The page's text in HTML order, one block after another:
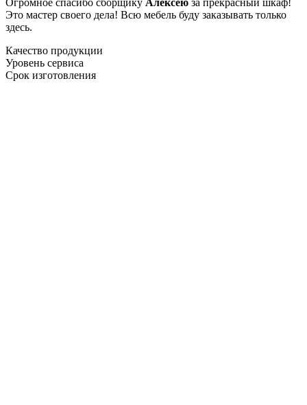
Это мастер своего дела! Всю мебель буду заказывать только
здесь.
Качество продукции
Уровень сервиса
Срок изготовления